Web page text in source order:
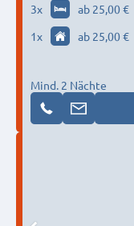
3x ab 25,00 €
1x ab 25,00 €
Mind. 2 Nächte